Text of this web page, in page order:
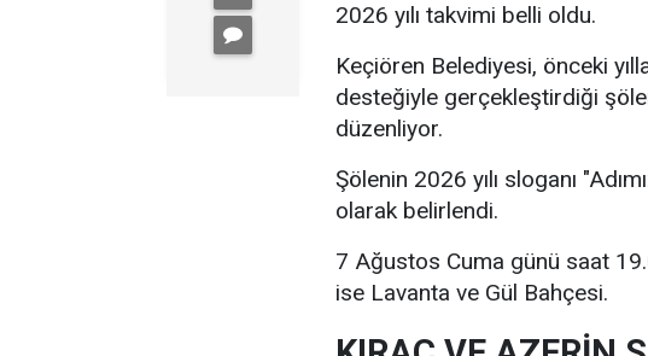
2026 yılı takvimi belli oldu.
Keçiören Belediyesi, önceki
desteğiyle gerçekleştirdiği
düzenliyor.
Şölenin 2026 yılı sloganı
olarak belirlendi.
7 Ağustos Cuma günü saat
ise Lavanta ve Gül Bahçesi.